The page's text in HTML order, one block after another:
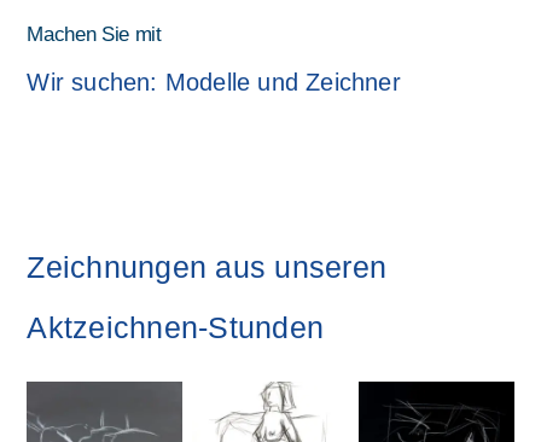
Machen Sie mit
Wir suchen: Modelle und Zeichner
Zeichnungen aus unseren
Aktzeichnen-Stunden